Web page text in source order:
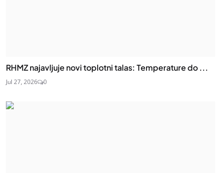
RHMZ najavljuje novi toplotni talas: Temperature do ...
Jul 27, 2026 0